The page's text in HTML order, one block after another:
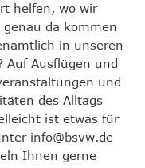
helfen, wo wir
da kommen
in unseren
Auf Ausflügen und
und
des Alltags
ist etwas für
info@bsvw.de
Ihnen gerne